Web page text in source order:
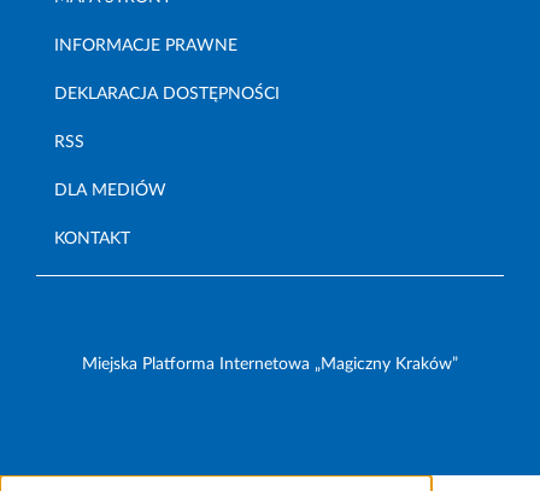
INFORMACJE PRAWNE
DEKLARACJA DOSTĘPNOŚCI
RSS
DLA MEDIÓW
KONTAKT
Miejska Platforma Internetowa „Magiczny Kraków”